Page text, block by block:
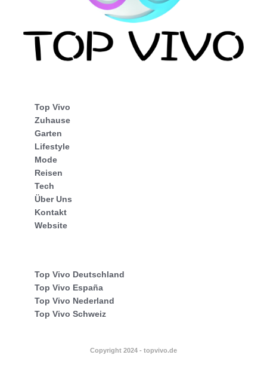
Top Vivo
Zuhause
Garten
Lifestyle
Mode
Reisen
Tech
Über Uns
Kontakt
Website
Top Vivo Deutschland
Top Vivo España
Top Vivo Nederland
Top Vivo Schweiz
Copyright 2024 - topvivo.de